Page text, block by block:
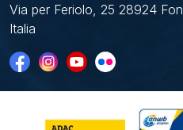
Via per Feriolo, 25 28924
Italia